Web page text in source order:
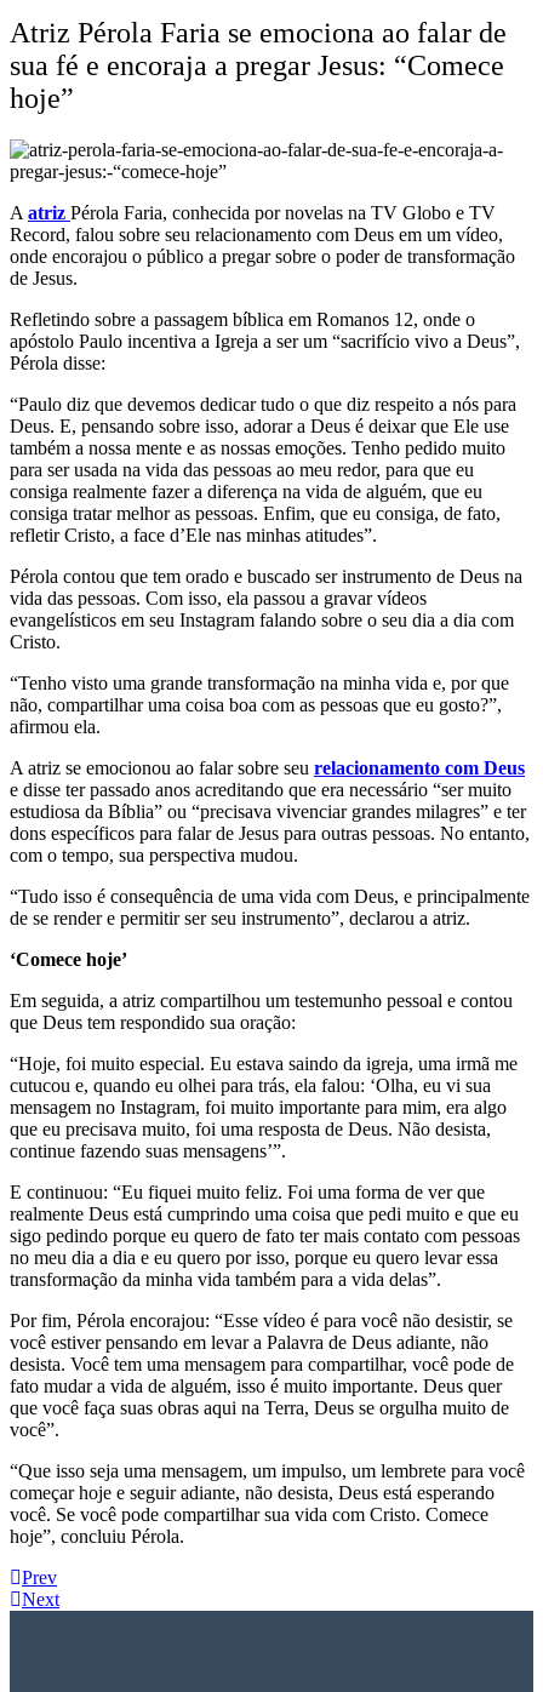
Atriz Pérola Faria se emociona ao falar de
sua fé e encoraja a pregar Jesus: “Comece
hoje”
A atriz Pérola Faria, conhecida por novelas na TV Globo e TV
Record, falou sobre seu relacionamento com Deus em um vídeo,
onde encorajou o público a pregar sobre o poder de transformação
de Jesus.
Refletindo sobre a passagem bíblica em Romanos 12, onde o
apóstolo Paulo incentiva a Igreja a ser um “sacrifício vivo a Deus”,
Pérola disse:
“Paulo diz que devemos dedicar tudo o que diz respeito a nós para
Deus. E, pensando sobre isso, adorar a Deus é deixar que Ele use
também a nossa mente e as nossas emoções. Tenho pedido muito
para ser usada na vida das pessoas ao meu redor, para que eu
consiga realmente fazer a diferença na vida de alguém, que eu
consiga tratar melhor as pessoas. Enfim, que eu consiga, de fato,
refletir Cristo, a face d’Ele nas minhas atitudes”.
Pérola contou que tem orado e buscado ser instrumento de Deus na
vida das pessoas. Com isso, ela passou a gravar vídeos
evangelísticos em seu Instagram falando sobre o seu dia a dia com
Cristo.
“Tenho visto uma grande transformação na minha vida e, por que
não, compartilhar uma coisa boa com as pessoas que eu gosto?”,
afirmou ela.
A atriz se emocionou ao falar sobre seu relacionamento com Deus
e disse ter passado anos acreditando que era necessário “ser muito
estudiosa da Bíblia” ou “precisava vivenciar grandes milagres” e ter
dons específicos para falar de Jesus para outras pessoas. No entanto,
com o tempo, sua perspectiva mudou.
“Tudo isso é consequência de uma vida com Deus, e principalmente
de se render e permitir ser seu instrumento”, declarou a atriz.
‘Comece hoje’
Em seguida, a atriz compartilhou um testemunho pessoal e contou
que Deus tem respondido sua oração:
“Hoje, foi muito especial. Eu estava saindo da igreja, uma irmã me
cutucou e, quando eu olhei para trás, ela falou: ‘Olha, eu vi sua
mensagem no Instagram, foi muito importante para mim, era algo
que eu precisava muito, foi uma resposta de Deus. Não desista,
continue fazendo suas mensagens’”.
E continuou: “Eu fiquei muito feliz. Foi uma forma de ver que
realmente Deus está cumprindo uma coisa que pedi muito e que eu
sigo pedindo porque eu quero de fato ter mais contato com pessoas
no meu dia a dia e eu quero por isso, porque eu quero levar essa
transformação da minha vida também para a vida delas”.
Por fim, Pérola encorajou: “Esse vídeo é para você não desistir, se
você estiver pensando em levar a Palavra de Deus adiante, não
desista. Você tem uma mensagem para compartilhar, você pode de
fato mudar a vida de alguém, isso é muito importante. Deus quer
que você faça suas obras aqui na Terra, Deus se orgulha muito de
você”.
“Que isso seja uma mensagem, um impulso, um lembrete para você
começar hoje e seguir adiante, não desista, Deus está esperando
você. Se você pode compartilhar sua vida com Cristo. Comece
hoje”, concluiu Pérola.
Prev
Next